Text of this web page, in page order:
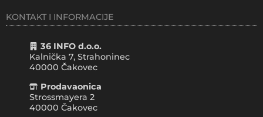
KONTAKT I INFORMACIJE
36 INFO d.o.o.
Kalnička 7, Strahoninec
40000 Čakovec
Prodavaonica
Strossmayera 2
40000 Čakovec